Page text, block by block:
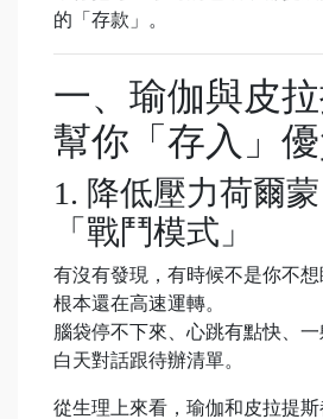
的「存款」。
一、瑜伽與皮
幫你「存入」
1. 降低壓力荷爾
「戰鬥模式」
有沒有發現，有時候不是你不
根本還在高速運轉。
腦袋停不下來、心跳有點快、
白天對話跟待辦清單。
從生理上來看，瑜伽和皮拉提斯